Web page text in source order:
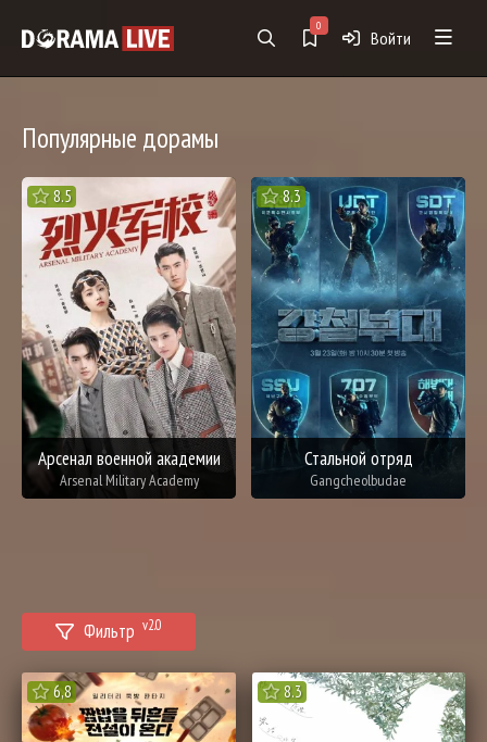
0
Войти
Популярные дорамы
8.5
Арсенал военной академии
Arsenal Military Academy
8.3
Стальной отряд
Gangcheolbudae
Фильтр v2.0
6,8 8.3